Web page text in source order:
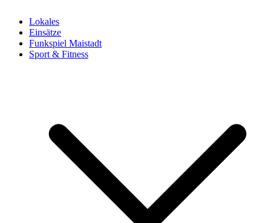
Lokales
Einsätze
Funkspiel Maistadt
Sport & Fitness